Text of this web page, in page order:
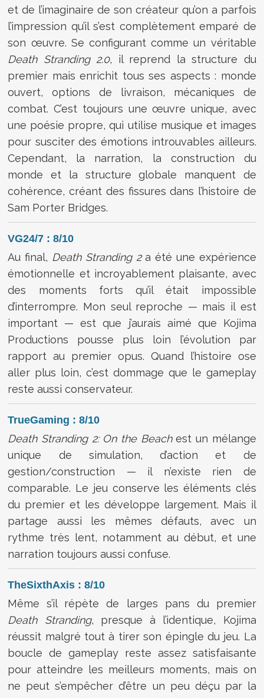
et de l’imaginaire de son créateur qu’on a parfois
l’impression qu’il s’est complètement emparé de
son œuvre. Se configurant comme un véritable
Death Stranding 2.0, il reprend la structure du
premier mais enrichit tous ses aspects : monde
ouvert, options de livraison, mécaniques de
combat. C’est toujours une œuvre unique, avec
une poésie propre, qui utilise musique et images
pour susciter des émotions introuvables ailleurs.
Cependant, la narration, la construction du
monde et la structure globale manquent de
cohérence, créant des fissures dans l’histoire de
Sam Porter Bridges.
VG24/7 : 8/10
Au final, Death Stranding 2a été une expérience
émotionnelle et incroyablement plaisante, avec
des moments forts qu’il était impossible
d’interrompre. Mon seul reproche — mais il est
important — est que j’aurais aimé que Kojima
Productions pousse plus loin l’évolution par
rapport au premier opus. Quand l’histoire ose
aller plus loin, c’est dommage que le gameplay
reste aussi conservateur.
TrueGaming : 8/10
Death Stranding 2: On the Beachest un mélange
unique de simulation, d’action et de
gestion/construction — il n’existe rien de
comparable. Le jeu conserve les éléments clés
du premier et les développe largement. Mais il
partage aussi les mêmes défauts, avec un
rythme très lent, notamment au début, et une
narration toujours aussi confuse.
TheSixthAxis : 8/10
Même s’il répète de larges pans du premier
Death Stranding, presque à l’identique, Kojima
réussit malgré tout à tirer son épingle du jeu. La
boucle de gameplay reste assez satisfaisante
pour atteindre les meilleurs moments, mais on
ne peut s’empêcher d’être un peu déçu par la